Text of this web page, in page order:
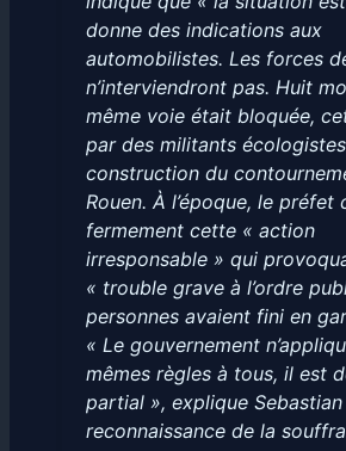
donne des indications aux
automobilistes. Les forces
n’interviendront pas. Huit
même voie était bloquée,
par des militants
construction du
Rouen. À l’époque, le préfet
fermement cette « action
irresponsable » qui
« trouble grave à l’ordre
personnes avaient fini en
« Le gouvernement
mêmes règles à tous, il est
partial », explique Sebastian
reconnaissance de la